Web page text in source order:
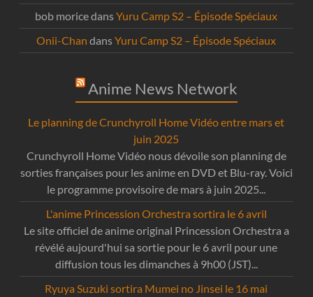
bob moricedansYuru Camp S2 – Épisode Spéciaux
Onii-Chan dansYuru Camp S2 – Épisode Spéciaux
Anime News Network
Le planning de Crunchyroll Home Vidéo entre mars et
juin 2025
Crunchyroll Home Vidéo nous dévoile son planning de
sorties françaises pour les anime en DVD et Blu-ray. Voici
le programme provisoire de mars à juin 2025...
L'anime Princession Orchestra sortira le 6 avril
Le site officiel de anime original Princession Orchestra a
révélé aujourd'hui sa sortie pour le 6 avril pour une
diffusion tous les dimanches à 9h00 (JST)...
Ryuya Suzuki sortira Mumei no Jinsei le 16 mai